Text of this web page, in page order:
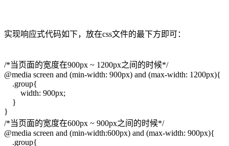
实现响应式代码如下，放在css文件的最下方即可：
/*当页面的宽度在900px ~ 1200px之间的时候*/
@media screen and (min-width: 900px) and (max-width: 1200px){
.group{
width: 900px;
}
}
/*当页面的宽度在600px ~ 900px之间的时候*/
@media screen and (min-width:600px) and (max-width: 900px){
.group{